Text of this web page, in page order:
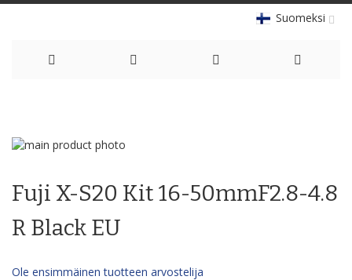
Suomeksi
Content
Skip
end
the
images
the
beginning
of
the
gallery
Fuji X-S20 Kit 16-50mmF2.8-4.8
R Black EU
Ole ensimmäinen tuotteen arvostelija